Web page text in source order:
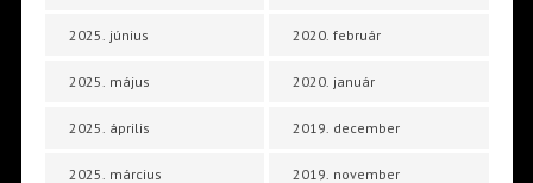
2025. június
2025. május
2025. április
2025. március
2020. február
2020. január
2019. december
2019. november